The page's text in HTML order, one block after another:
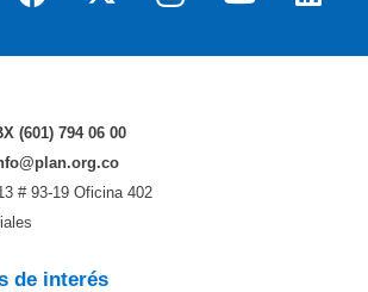
(601) 794 06 00
# 93-19 Oficina 402
de interés